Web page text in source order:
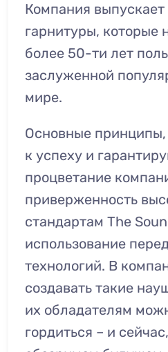
Компания
гарнитуры, которые
более 50-ти лет
заслуженной
мире.
Основные принципы,
к успеху и
процветание
приверженность
стандартам The
использование
технологий. В
создавать такие
их обладателям
гордиться – и